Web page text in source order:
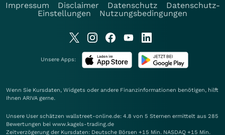
Impressum
Disclaimer Datenschutz
Datenschutz-
Einstellungen
Nutzungsbedingungen
Unsere Apps:
Wenn Sie Kursdaten, Widgets oder andere Finanzinformationen benötigen, hilft
Ihnen ARIVA gerne.
Unsere User schätzen wallstreet-online.de: 4.8 von 5 Sternen ermittelt aus 285
Bewertungen bei www.kagels-trading.de
Zeitverzögerung der Kursdaten: Deutsche Börsen +15 Min. NASDAQ +15 Min.